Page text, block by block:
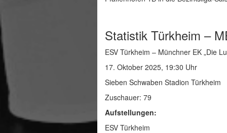
Statistik Türkheim –
ESV Türkheim – Münchner EK „Die
17. Oktober 2025, 19:30 Uhr
Sieben Schwaben Stadion Türkheim
Zuschauer: 79
Aufstellungen:
ESV Türkheim